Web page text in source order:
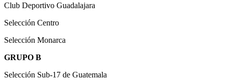
Club Deportivo Guadalajara
Selección Centro
Selección Monarca
GRUPO B
Selección Sub-17 de Guatemala